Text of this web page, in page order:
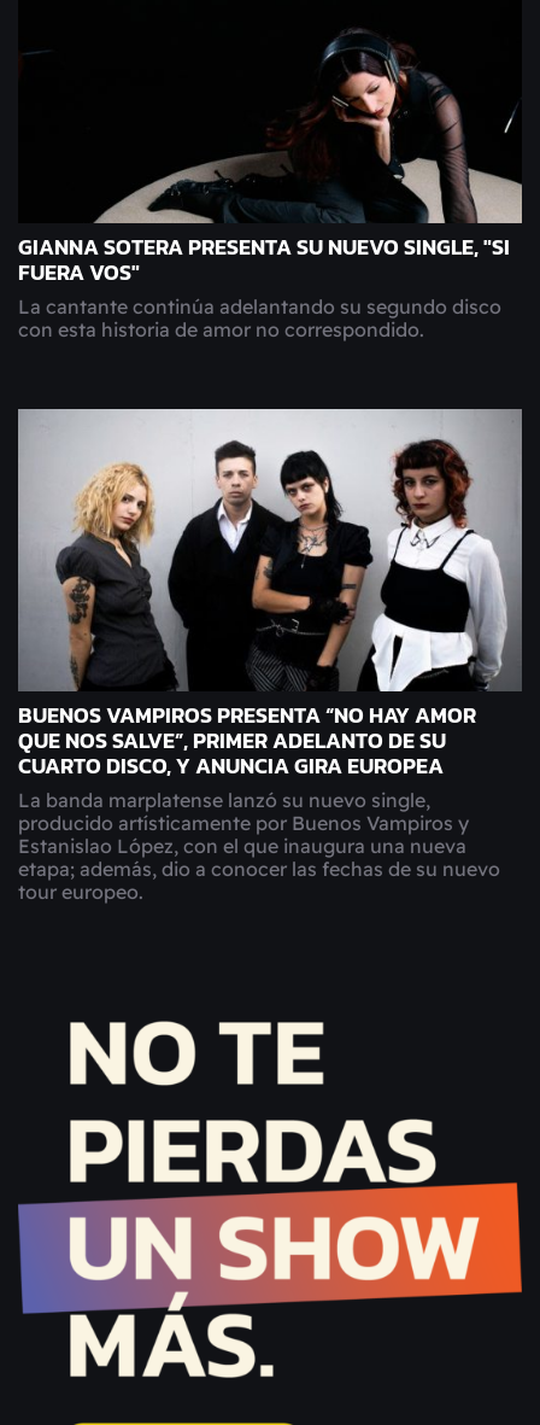
GIANNA SOTERA PRESENTA SU NUEVO SINGLE, "SI
FUERA VOS"
La cantante continúa adelantando su segundo disco
con esta historia de amor no correspondido.
BUENOS VAMPIROS PRESENTA “NO HAY AMOR
QUE NOS SALVE”, PRIMER ADELANTO DE SU
CUARTO DISCO, Y ANUNCIA GIRA EUROPEA
La banda marplatense lanzó su nuevo single,
producido artísticamente por Buenos Vampiros y
Estanislao López, con el que inaugura una nueva
etapa; además, dio a conocer las fechas de su nuevo
tour europeo.